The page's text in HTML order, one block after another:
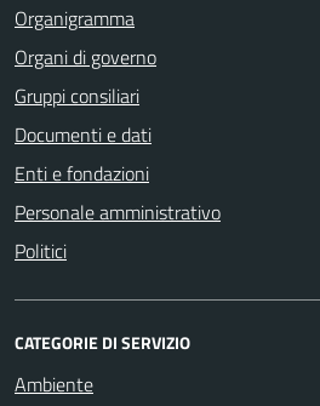
Organigramma
Organi di governo
Gruppi consiliari
Documenti e dati
Enti e fondazioni
Personale amministrativo
Politici
CATEGORIE DI SERVIZIO
Ambiente